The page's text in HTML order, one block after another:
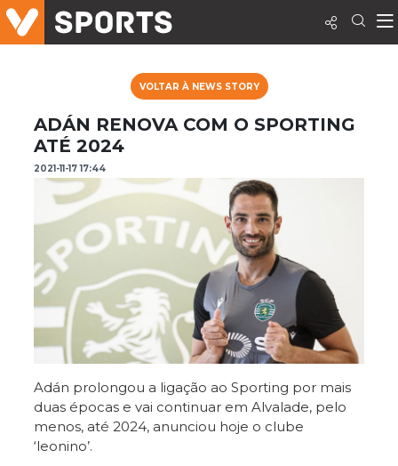
VOLTAR À NEWS STORY
ADÁN RENOVA COM O SPORTING
ATÉ 2024
2021-11-17 17:44
Adán prolongou a ligação ao Sporting por mais
duas épocas e vai continuar em Alvalade, pelo
menos, até 2024, anunciou hoje o clube
‘leonino’.